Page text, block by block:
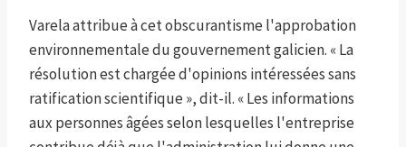
Varela attribue à cet obscurantisme l'approbation
environnementale du gouvernement galicien. « La
résolution est chargée d'opinions intéressées sans
ratification scientifique », dit-il. « Les informations
aux personnes âgées selon lesquelles l'entreprise